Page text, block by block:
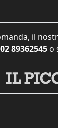
il
02 89362545 o